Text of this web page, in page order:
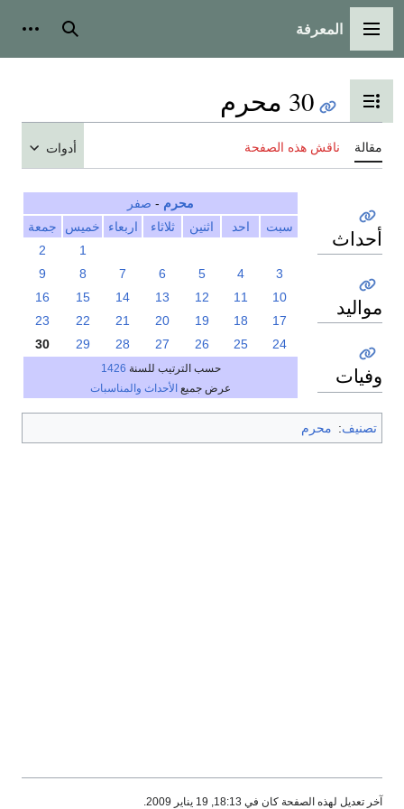
القائمة الرئيسية
المعرفة بحث
تبديل عرض جدول المحتويات
30 محرم
مقالة ناقش هذه الصفحة أدوات
محرم - صفر
سبت
احد اثنين ثلاثاء اربعاء خميس
جمعة
1
2
3
4
5
6
7
8
9
10
11
12
13
14
15
16
17
18
19
20
21
22
23
24
25
26
27
28
29
30
حسب الترتيب للسنة 1426
عرض جميع الأحداث والمناسبات
أحداث
مواليد
وفيات
تصنيف: محرم
آخر تعديل لهذه الصفحة كان في 18:13, 19 يناير 2009.